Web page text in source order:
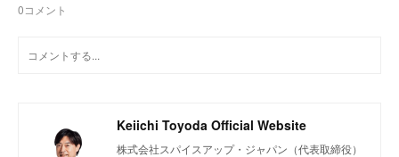
0コメント
Keiichi Toyoda Official Website
株式会社スパイスアップ・ジャパン（代表取締役）